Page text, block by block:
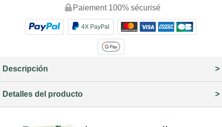
Paiement 100% sécurisé
4X PayPal
Descripción
Detalles del producto